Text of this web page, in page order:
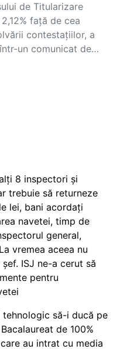
de Titularizare
față de cea
contestațiilor, a
un comunicat de…
8 inspectori și
trebuie să returneze
lei, bani acordați
navetei, timp de
general,
vremea aceea nu
ISJ ne-a cerut să
pentru
tehnologic să-i ducă pe
de 100%
au intrat cu media